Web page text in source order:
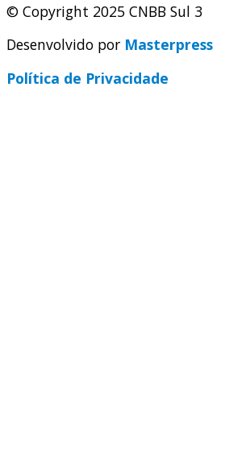
© Copyright 2025 CNBB Sul 3
Desenvolvido por Masterpress
Política de Privacidade